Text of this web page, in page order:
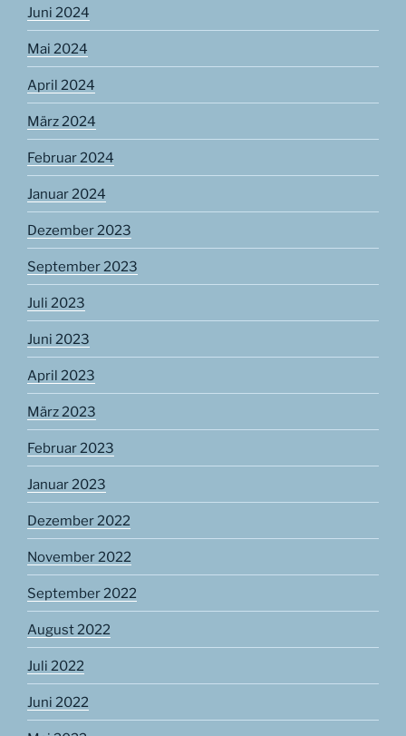
Juni 2024
Mai 2024
April 2024
März 2024
Februar 2024
Januar 2024
Dezember 2023
September 2023
Juli 2023
Juni 2023
April 2023
März 2023
Februar 2023
Januar 2023
Dezember 2022
November 2022
September 2022
August 2022
Juli 2022
Juni 2022